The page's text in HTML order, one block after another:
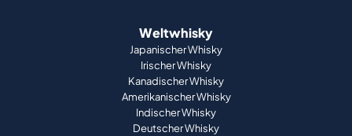
Weltwhisky
Japanischer Whisky
Irischer Whisky
Kanadischer Whisky
Amerikanischer Whisky
Indischer Whisky
Deutscher Whisky